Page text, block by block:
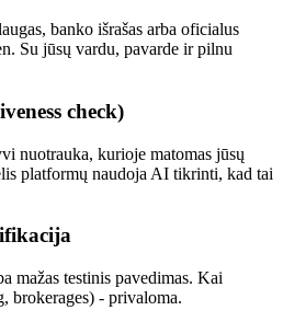
banko išrašas arba oficialus
Su jūsų vardu, pavarde ir pilnu
check)
nuotrauka, kurioje matomas jūsų
platformų naudoja AI tikrinti, kad tai
mažas testinis pavedimas. Kai
brokerages) - privaloma.